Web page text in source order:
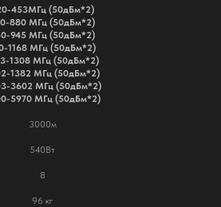
453МГц (50дБм*2)
880 МГц (50дБм*2)
945 МГц (50дБм*2)
1168 МГц (50дБм*2)
1308 МГц (50дБм*2)
1382 МГц (50дБм*2)
3602 МГц (50дБм*2)
5970 МГц (50дБм*2)
3000м
540Вт
8
96 кг
с широким спектром
9721258330
1257700462029
пр-кт,